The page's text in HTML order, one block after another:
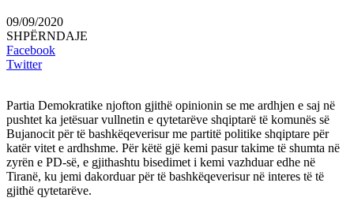
09/09/2020
SHPËRNDAJE
Facebook
Twitter
Partia Demokratike njofton gjithë opinionin se me ardhjen e saj në
pushtet ka jetësuar vullnetin e qytetarëve shqiptarë të komunës së
Bujanocit për të bashkëqeverisur me partitë politike shqiptare për
katër vitet e ardhshme. Për këtë gjë kemi pasur takime të shumta në
zyrën e PD-së, e gjithashtu bisedimet i kemi vazhduar edhe në
Tiranë, ku jemi dakorduar për të bashkëqeverisur në interes të të
gjithë qytetarëve.